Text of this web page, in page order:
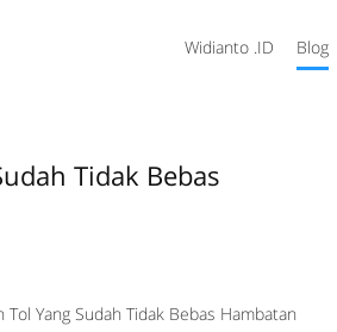
Widianto .ID Blog
Tidak Bebas
Tol Yang Sudah Tidak Bebas Hambatan